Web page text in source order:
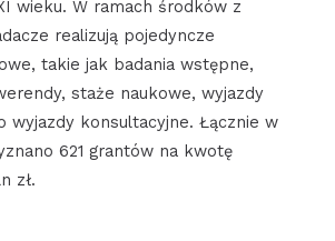
wieku. W ramach środków z
realizują pojedyncze
takie jak badania wstępne,
staże naukowe, wyjazdy
wyjazdy konsultacyjne. Łącznie w
621 grantów na kwotę
zł.